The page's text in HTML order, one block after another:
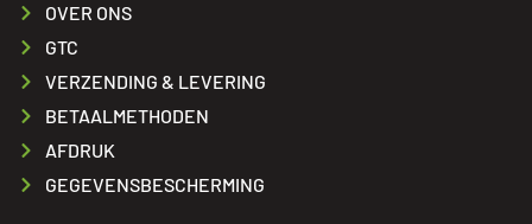
OVER ONS
GTC
VERZENDING & LEVERING
BETAALMETHODEN
AFDRUK
GEGEVENSBESCHERMING